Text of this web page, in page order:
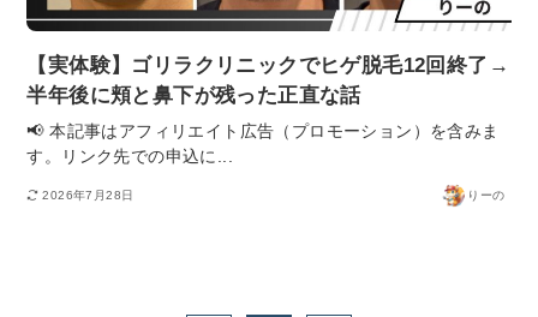
【実体験】ゴリラクリニックでヒゲ脱毛12回終了→
半年後に頬と鼻下が残った正直な話
📢 本記事はアフィリエイト広告（プロモーション）を含みま
す。リンク先での申込に...
2026年7月28日 りーの